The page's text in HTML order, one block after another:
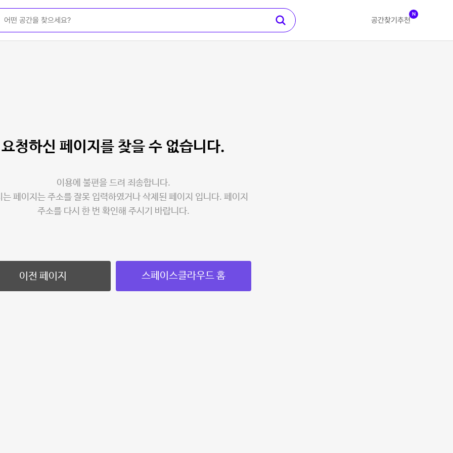
공간찾기 추천
N
요청하신 페이지를 찾을 수 없습니다.
이용에 불편을 드려 죄송합니다.
는 페이지는 주소를 잘못 입력하였거나 삭제된 페이지 입니다. 페이지
주소를 다시 한 번 확인해 주시기 바랍니다.
이전 페이지 스페이스클라우드 홈